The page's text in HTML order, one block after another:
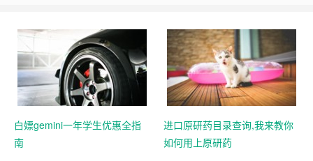
白嫖gemini一年学生优惠全指
南
进口原研药目录查询,我来教你
如何用上原研药